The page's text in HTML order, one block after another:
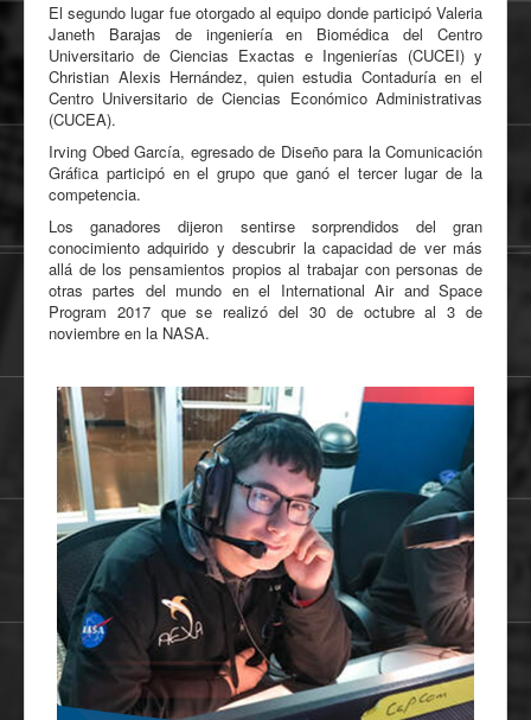
El segundo lugar fue otorgado al equipo donde participó Valeria
Janeth Barajas de ingeniería en Biomédica del Centro
Universitario de Ciencias Exactas e Ingenierías (CUCEI) y
Christian Alexis Hernández, quien estudia Contaduría en el
Centro Universitario de Ciencias Económico Administrativas
(CUCEA).
Irving Obed García, egresado de Diseño para la Comunicación
Gráfica participó en el grupo que ganó el tercer lugar de la
competencia.
Los ganadores dijeron sentirse sorprendidos del gran
conocimiento adquirido y descubrir la capacidad de ver más
allá de los pensamientos propios al trabajar con personas de
otras partes del mundo en el International Air and Space
Program 2017 que se realizó del 30 de octubre al 3 de
noviembre en la NASA.